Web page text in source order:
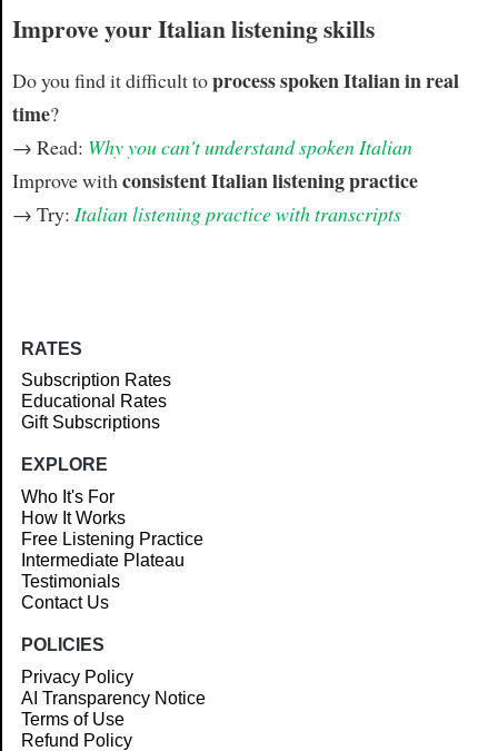
Improve your Italian listening skills
Do you find it difficult toprocess spoken Italian in real
time?
→ Read: Why you can't understand spoken Italian
Improve withconsistent Italian listening practice
→ Try: Italian listening practice with transcripts
RATES
Subscription Rates
Educational Rates
Gift Subscriptions
EXPLORE
Who It's For
How It Works
Free Listening Practice
Intermediate Plateau
Testimonials
Contact Us
POLICIES
Privacy Policy
AI Transparency Notice
Terms of Use
Refund Policy